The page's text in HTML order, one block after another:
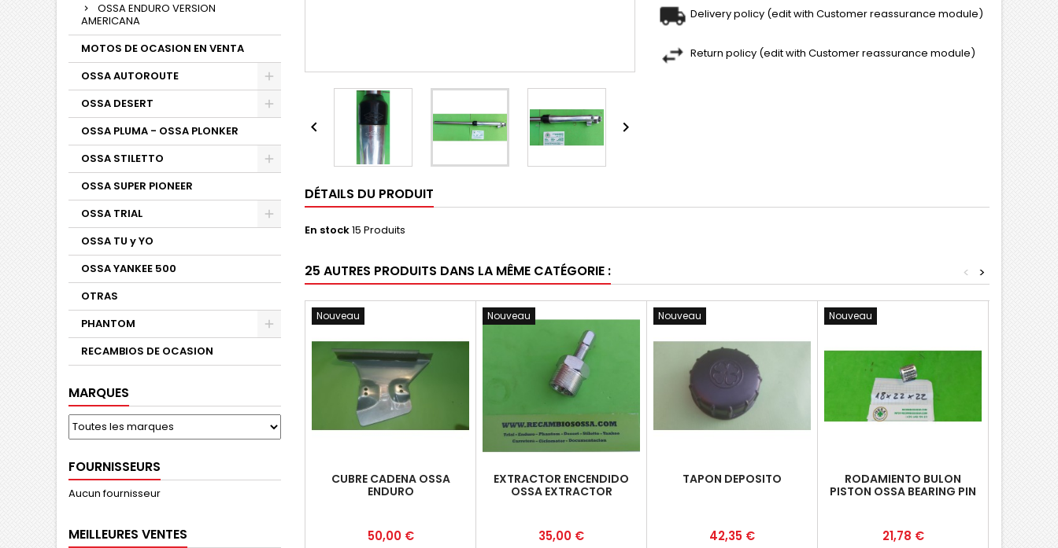
OSSA ENDURO VERSION
AMERICANA
MOTOS DE OCASION EN VENTA
OSSA AUTOROUTE
OSSA DESERT
OSSA PLUMA - OSSA PLONKER
OSSA STILETTO
OSSA SUPER PIONEER
OSSA TRIAL
OSSA TU y YO
OSSA YANKEE 500
OTRAS
PHANTOM
RECAMBIOS DE OCASION
MARQUES
FOURNISSEURS
Aucun fournisseur
MEILLEURES VENTES
 
Delivery policy (edit with Customer reassurance module)
Return policy (edit with Customer reassurance module)
DÉTAILS DU PRODUIT
En stock15 Produits
25 AUTRES PRODUITS DANS LA MÊME CATÉGORIE : >
<
Nouveau
CUBRE CADENA OSSA
ENDURO
Prix
50,00 €
Nouveau
EXTRACTOR ENCENDIDO
OSSA EXTRACTOR
Prix
35,00 €
Nouveau
TAPON DEPOSITO
Prix
42,35 €
Nouveau
RODAMIENTO BULON
PISTON OSSA BEARING PIN
Prix
21,78 €